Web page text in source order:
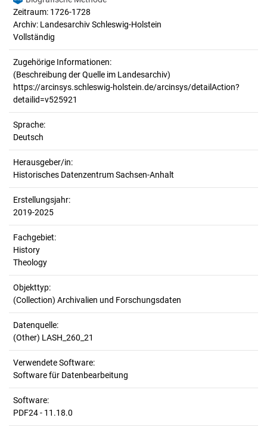
Zeitraum: 1726-1728
Archiv: Landesarchiv Schleswig-Holstein
Vollständig
Zugehörige Informationen:
(Beschreibung der Quelle im Landesarchiv)
https://arcinsys.schleswig-holstein.de/arcinsys/detailAction?
detailid=v525921
Sprache:
Deutsch
Herausgeber/in:
Historisches Datenzentrum Sachsen-Anhalt
Erstellungsjahr:
2019-2025
Fachgebiet:
History
Theology
Objekttyp:
(Collection) Archivalien und Forschungsdaten
Datenquelle:
(Other) LASH_260_21
Verwendete Software:
Software für Datenbearbeitung
Software:
PDF24 - 11.18.0